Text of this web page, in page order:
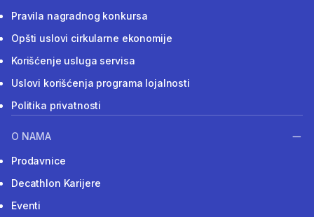
Pravila nagradnog konkursa
Opšti uslovi cirkularne ekonomije
Korišćenje usluga servisa
Uslovi korišćenja programa lojalnosti
Politika privatnosti
O NAMA
Prodavnice
Decathlon Karijere
Eventi